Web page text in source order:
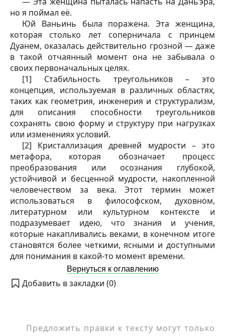
но я поймал её.
Юй Ваньинь была поражена. Эта женщина,
которая столько лет соперничала с принцем
Дуанем, оказалась действительно грозной — даже
в такой отчаянный момент она не забывала о
своих первоначальных целях.
[1] Стабильность треугольников – это
концепция, используемая в различных областях,
таких как геометрия, инженерия и структурализм,
для описания способности треугольников
сохранять свою форму и структуру при нагрузках
или изменениях условий.
[2] Кристаллизация древней мудрости – это
метафора, которая обозначает процесс
преобразования или осознания глубокой,
устойчивой и бесценной мудрости, накопленной
человечеством за века. Этот термин может
использоваться в философском, духовном,
литературном или культурном контексте и
подразумевает идею, что знания и учения,
которые накапливались веками, в конечном итоге
становятся более четкими, ясными и доступными
для понимания в какой-то момент времени.
Вернуться к оглавлению
Добавить в закладки (0)
Предложить правки к тексту могут только